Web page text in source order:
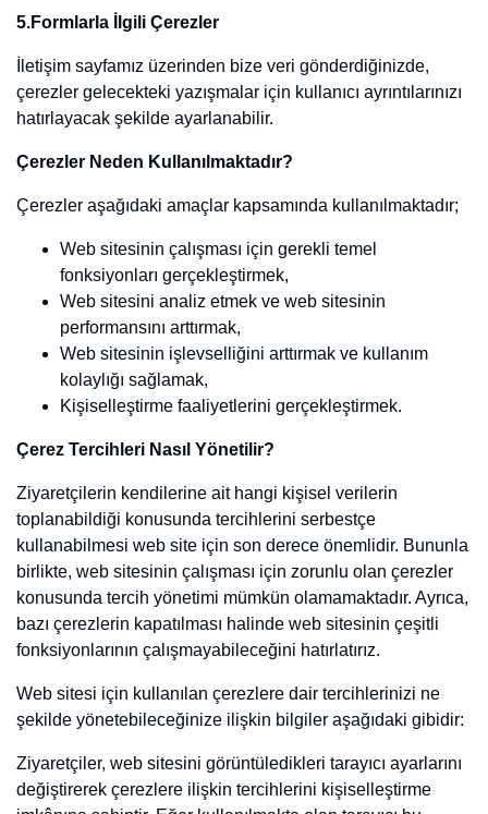
• Microsoft Edge
1. Microsoft Edge tarayıcınızın sağ üst köşesinden üç nokta işareti
olan bölüme tıklayın ve Ayarlar bölümüne gelin.
2. Karşınıza gelen yeni pencereden Temizlenecek Öğeleri Seç
bölümleri seçin.
temizleme işlemine başlayabilirsiniz
• Google Chrome
1. Bilgisayarınızda Chrome'u açın.
2. Sağ üstte Diğer Ayarlar'ı tıklayın.
3. Altta Gelişmiş'i tıklayın.
4. "Gizlilik ve güvenlik"in altında İçerik ayarları'nı tıklayın.
arayın.
7. Sitenin sağındaki Kaldır simgesini tıklayın
• Mozilla Firefox
1. Firefox Menü düğmesine tıklayın ve Seçenekler'i seçin.
2. Gizlilik ve Güvenlik panelini seçin ve Geçmiş bölümüne gidin.
değiştirin.
4. Çerezleri göster... düğmesine tıklayın. Çerezler penceresi
görünecektir.
5. Arama: alanına, çerezlerini silmek istediğiniz sitenin adını yazın.
Aramanızla eşleşen çerezler görüntülenecektir.